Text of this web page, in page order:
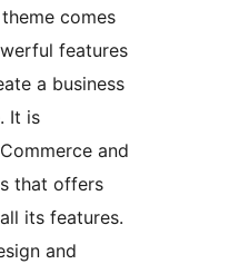
comes
features
a business
It is
and
that offers
its features.
and